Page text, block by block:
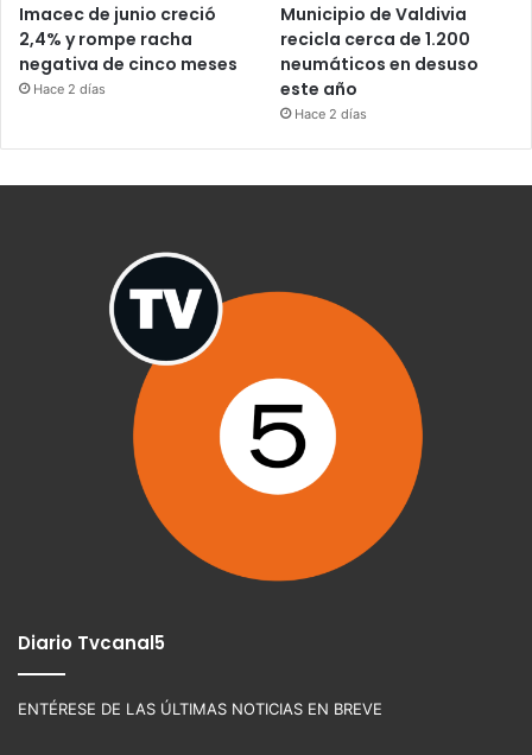
Imacec de junio creció
2,4% y rompe racha
negativa de cinco meses
Hace 2 días
Municipio de Valdivia
recicla cerca de 1.200
neumáticos en desuso
este año
Hace 2 días
Diario Tvcanal5
ENTÉRESE DE LAS ÚLTIMAS NOTICIAS EN BREVE